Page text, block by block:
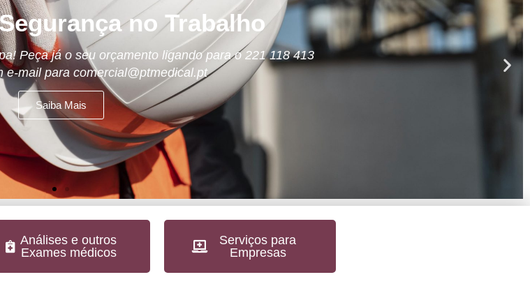
no Trabalho
Peça já o seu orçamento ligando para o 221 118 413
e-mail para comercial@ptmedical.pt
Saiba Mais
Análises e outros
Exames médicos
Serviços para
Empresas